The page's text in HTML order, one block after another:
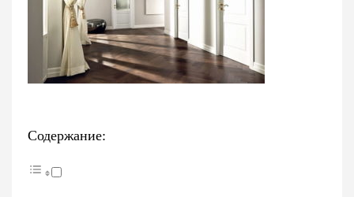
Содержание: